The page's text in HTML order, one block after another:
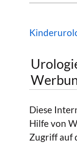
Diese
Hilfe von
Zugriff auf